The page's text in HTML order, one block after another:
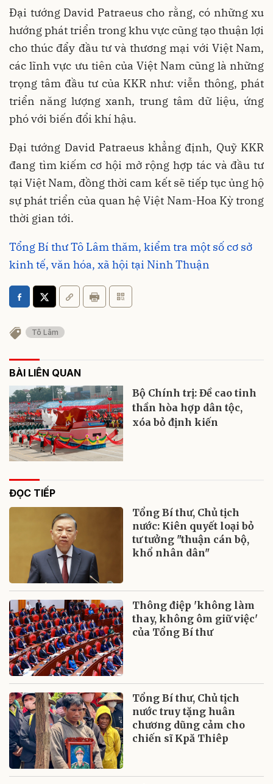
Đại tướng David Patraeus cho rằng, có những xu
hướng phát triển trong khu vực cũng tạo thuận lợi
cho thúc đẩy đầu tư và thương mại với Việt Nam,
các lĩnh vực ưu tiên của Việt Nam cũng là những
trọng tâm đầu tư của KKR như: viễn thông, phát
triển năng lượng xanh, trung tâm dữ liệu, ứng
phó với biến đổi khí hậu.
Đại tướng David Patraeus khẳng định, Quỹ KKR
đang tìm kiếm cơ hội mở rộng hợp tác và đầu tư
tại Việt Nam, đồng thời cam kết sẽ tiếp tục ủng hộ
sự phát triển của quan hệ Việt Nam-Hoa Kỳ trong
thời gian tới.
Tổng Bí thư Tô Lâm thăm, kiểm tra một số cơ sở
kinh tế, văn hóa, xã hội tại Ninh Thuận
Tô Lâm
BÀI LIÊN QUAN
Bộ Chính trị: Đề cao tinh
thần hòa hợp dân tộc,
xóa bỏ định kiến
ĐỌC TIẾP
Tổng Bí thư, Chủ tịch
nước: Kiên quyết loại bỏ
tư tưởng "thuận cán bộ,
khổ nhân dân"
Thông điệp 'không làm
thay, không ôm giữ việc'
của Tổng Bí thư
Tổng Bí thư, Chủ tịch
nước truy tặng huân
chương dũng cảm cho
chiến sĩ Kpă Thiêp